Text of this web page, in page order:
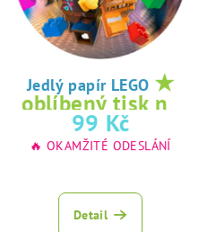
Jedlý papír LEGO ★
oblíbený tisk na
jedlý papír
99 Kč
🔥 OKAMŽITÉ ODESLÁNÍ
Detail